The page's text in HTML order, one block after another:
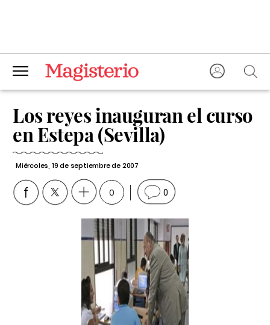
Los reyes inauguran el curso
en Estepa (Sevilla)
Miércoles, 19 de septiembre de 2007
0 0